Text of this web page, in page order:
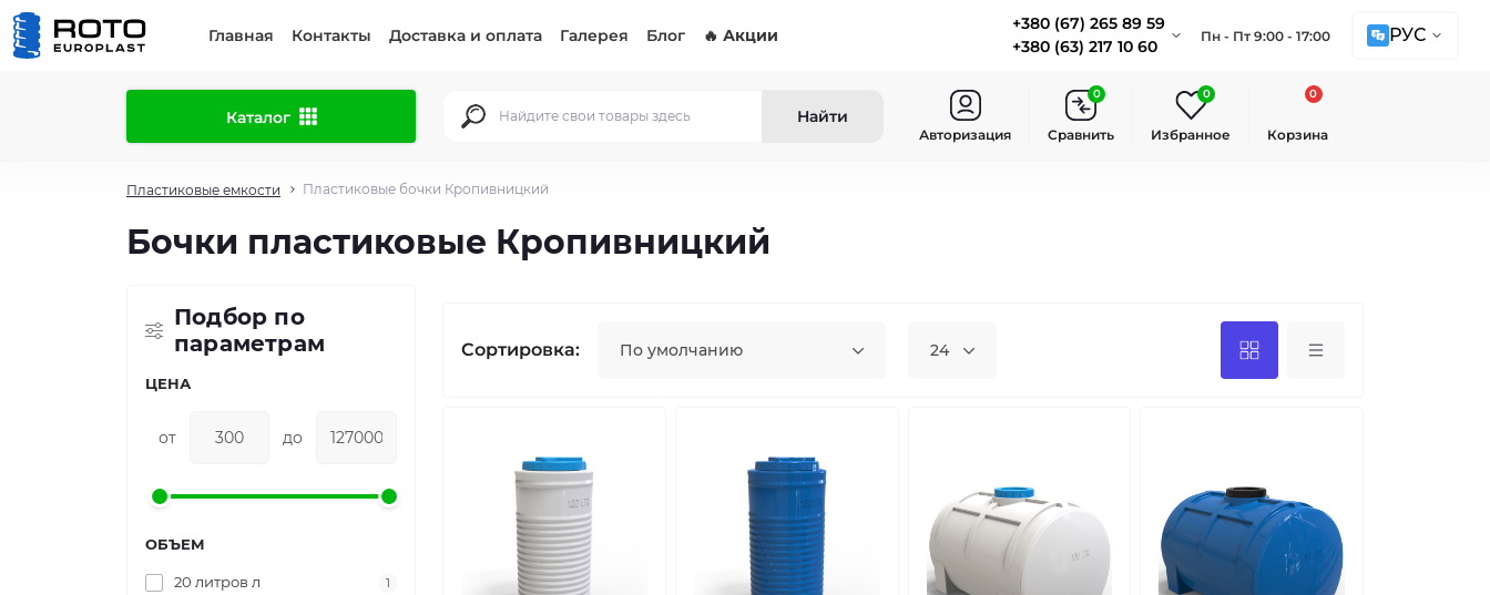
Главная Контакты Доставка и оплата Галерея Блог 🔥 Акции
+380 (67) 265 89 59
+380 (63) 217 10 60
Пн - Пт 9:00 - 17:00 РУС
Каталог Найти
Авторизация Сравнить
0
Избранное
0
Корзина
0
Пластиковые емкости Пластиковые бочки Кропивницкий
Бочки пластиковые Кропивницкий
Подбор по
параметрам
ЦЕНА
от до
ОБЪЕМ
20 литров л 1
Сортировка: По умолчанию 24